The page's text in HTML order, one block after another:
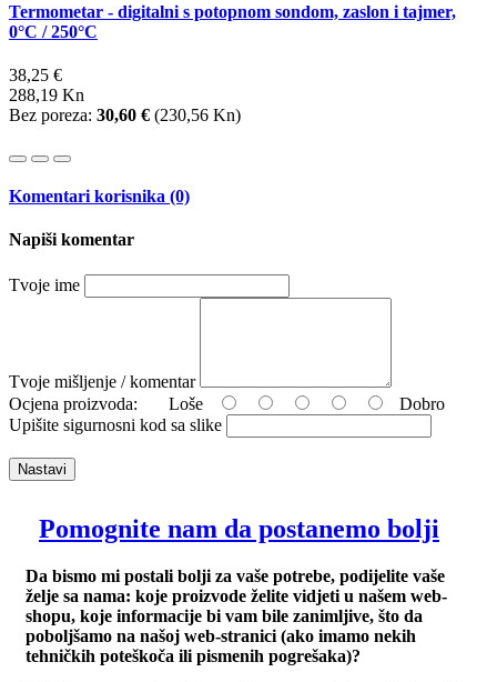
Termometar - digitalni s potopnom sondom, zaslon i tajmer,
0°C / 250°C
38,25 €
288,19 Kn
Bez poreza: 30,60 € (230,56 Kn)
Komentari korisnika (0)
Napiši komentar
Tvoje ime
Tvoje mišljenje / komentar
Ocjena proizvoda:
Loše
Dobro
Upišite sigurnosni kod sa slike
Nastavi
Pomognite nam da postanemo bolji
Da bismo mi postali bolji za vaše potrebe, podijelite vaše
želje sa nama: koje proizvode želite vidjeti u našem web-
shopu, koje informacije bi vam bile zanimljive, što da
poboljšamo na našoj web-stranici (ako imamo nekih
tehničkih poteškoča ili pismenih pogrešaka)?